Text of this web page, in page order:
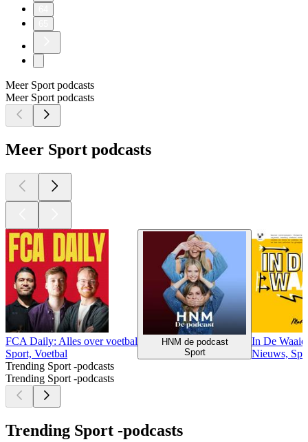
Meer Sport podcasts
Meer Sport podcasts
Meer Sport podcasts
FCA Daily: Alles over voetbal
Sport, Voetbal
HNM de podcast
Sport
In De
Nieuws,
Trending Sport -podcasts
Trending Sport -podcasts
Trending Sport -podcasts